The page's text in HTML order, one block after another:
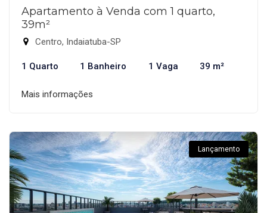
Apartamento à Venda com 1 quarto,
39m²
Centro, Indaiatuba-SP
1 Quarto 1 Banheiro 1 Vaga 39 m²
Mais informações
Lançamento